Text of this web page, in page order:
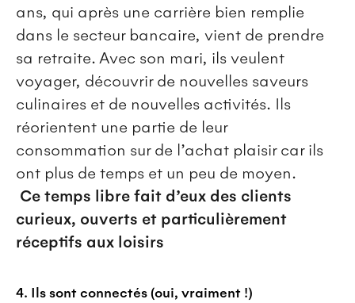
ans, qui après une carrière bien remplie
dans le secteur bancaire, vient de prendre
sa retraite. Avec son mari, ils veulent
voyager, découvrir de nouvelles saveurs
culinaires et de nouvelles activités. Ils
réorientent une partie de leur
consommation sur de l’achat plaisir car ils
ont plus de temps et un peu de moyen.
Ce temps libre fait d’eux des clients
curieux, ouverts et particulièrement
réceptifs aux loisirs
4. Ils sont connectés (oui, vraiment !)